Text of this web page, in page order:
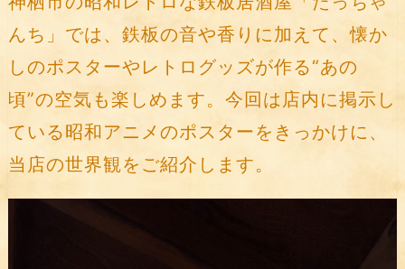
んち」では、鉄板の音や香りに加えて、懐か
しのポスターやレトログッズが作る“あの
頃”の空気も楽しめます。今回は店内に掲示し
ている昭和アニメのポスターをきっかけに、
当店の世界観をご紹介します。